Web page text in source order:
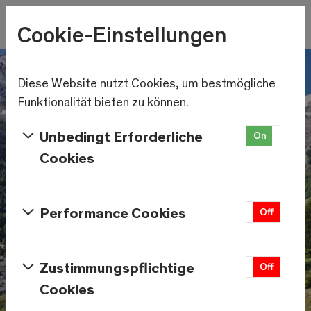
Skip to main content
11.5°C
Wetter
Cookie-Einstellungen
Diese Website nutzt Cookies, um bestmögliche
Funktionalität bieten zu können.
Unbedingt Erforderliche
Cookies
On Off
Performance Cookies Off
Zustimmungspflichtige
Cookies
Off